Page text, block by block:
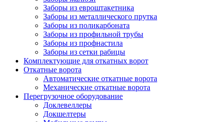
Заборы из евроштакетника
Заборы из металлического прутка
Заборы из поликарбоната
Заборы из профильной трубы
Заборы из профнастила
Заборы из сетки рабицы
Комплектующие для откатных ворот
Откатные ворота
Автоматические откатные ворота
Механические откатные ворота
Перегрузочное оборудование
Доклевеллеры
Докшелтеры